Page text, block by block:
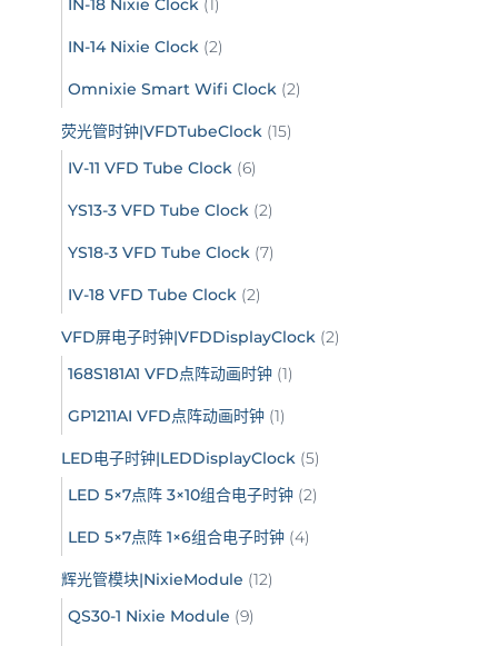
IN-14 Nixie Clock (2)
Omnixie Smart Wifi Clock (2)
荧光管时钟|VFDTubeClock (15)
IV-11 VFD Tube Clock (6)
YS13-3 VFD Tube Clock (2)
YS18-3 VFD Tube Clock (7)
IV-18 VFD Tube Clock (2)
VFD屏电子时钟|VFDDisplayClock (2)
168S181A1 VFD点阵动画时钟 (1)
GP1211AI VFD点阵动画时钟 (1)
LED电子时钟|LEDDisplayClock (5)
LED 5×7点阵 3×10组合电子时钟 (2)
LED 5×7点阵 1×6组合电子时钟 (4)
辉光管模块|NixieModule (12)
QS30-1 Nixie Module (9)